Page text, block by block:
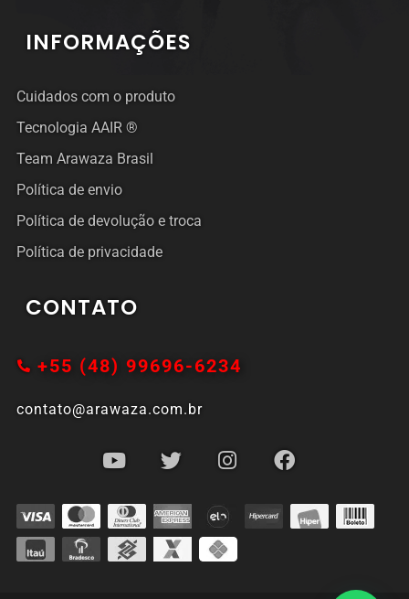
INFORMAÇÕES
Cuidados com o produto
Tecnologia AAIR ®
Team Arawaza Brasil
Política de envio
Política de devolução e troca
Política de privacidade
CONTATO
+55 (48) 99696-6234
contato@arawaza.com.br